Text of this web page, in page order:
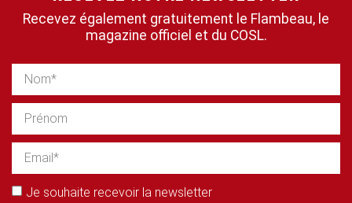
Recevez également gratuitement le Flambeau, le
magazine officiel et du COSL.
Je souhaite recevoir la newsletter